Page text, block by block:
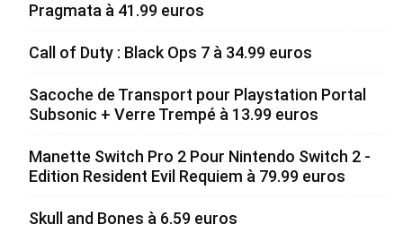
Pragmata à 41.99 euros
Call of Duty : Black Ops 7 à 34.99 euros
Sacoche de Transport pour Playstation Portal
Subsonic + Verre Trempé à 13.99 euros
Manette Switch Pro 2 Pour Nintendo Switch 2 -
Edition Resident Evil Requiem à 79.99 euros
Skull and Bones à 6.59 euros